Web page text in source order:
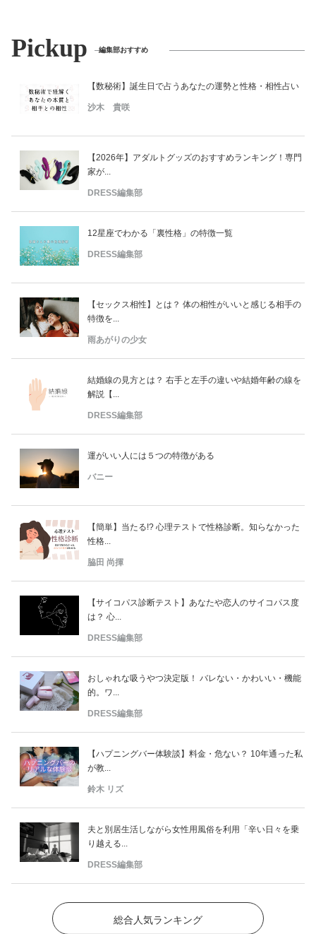
Pickup 編集部おすすめ
【数秘術】誕生日で占うあなたの運勢と性格・相性占い
沙木 貴咲
【2026年】アダルトグッズのおすすめランキング！専門
家が...
DRESS編集部
12星座でわかる「裏性格」の特徴一覧
DRESS編集部
【セックス相性】とは？ 体の相性がいいと感じる相手の
特徴を...
雨あがりの少女
結婚線の見方とは？ 右手と左手の違いや結婚年齢の線を
解説【...
DRESS編集部
運がいい人には５つの特徴がある
バニー
【簡単】当たる!? 心理テストで性格診断。知らなかった
性格...
脇田 尚揮
【サイコパス診断テスト】あなたや恋人のサイコパス度
は？ 心...
DRESS編集部
おしゃれな吸うやつ決定版！ バレない・かわいい・機能
的。ワ...
DRESS編集部
【ハプニングバー体験談】料金・危ない？ 10年通った私
が教...
鈴木 リズ
夫と別居生活しながら女性用風俗を利用「辛い日々を乗
り越える...
DRESS編集部
総合人気ランキング